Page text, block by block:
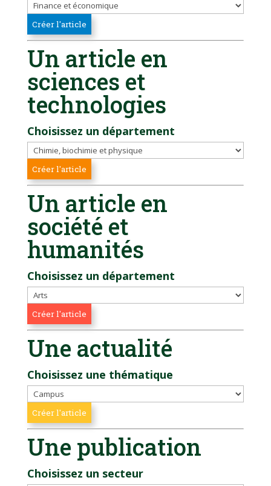
Un article en
sciences et
technologies
Choisissez un département
Un article en
société et
humanités
Choisissez un département
Une actualité
Choisissez une thématique
Une publication
Choisissez un secteur